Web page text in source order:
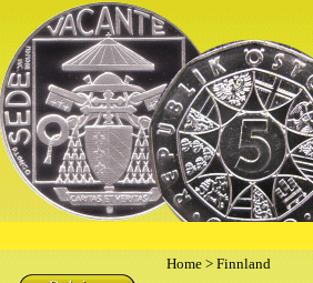
Home > Finnland